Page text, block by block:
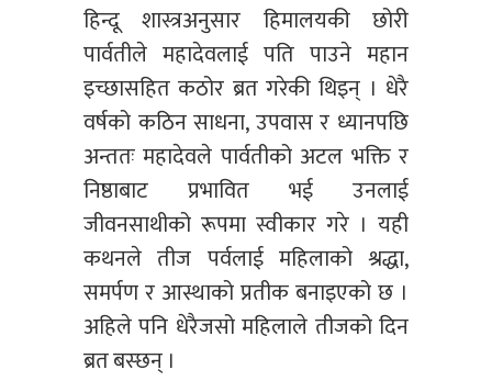
हिन्दू शास्त्रअनुसार हिमालयकी छोरी
पार्वतीले महादेवलाई पति पाउने महान
इच्छासहित कठोर ब्रत गरेकी थिइन् । धेरै
वर्षको कठिन साधना, उपवास र ध्यानपछि
अन्ततः महादेवले पार्वतीको अटल भक्ति र
निष्ठाबाट प्रभावित भई उनलाई
जीवनसाथीको रूपमा स्वीकार गरे । यही
कथनले तीज पर्वलाई महिलाको श्रद्धा,
समर्पण र आस्थाको प्रतीक बनाइएको छ ।
अहिले पनि धेरैजसो महिलाले तीजको दिन
ब्रत बस्छन् ।